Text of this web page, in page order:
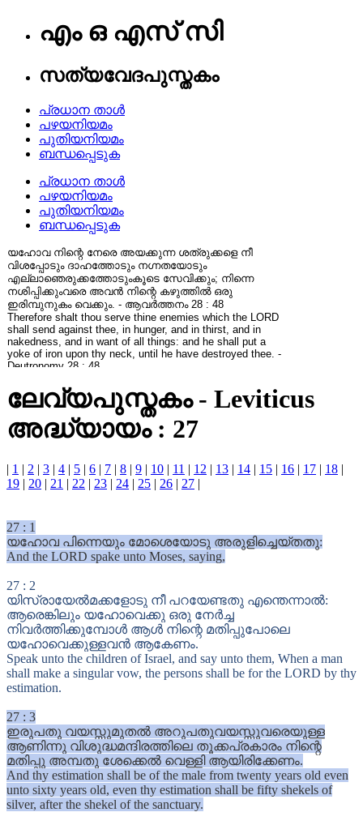
എം ഒ എസ് സി
സത്യവേദപുസ്തകം
പ്രധാന താൾ
പഴയനിയമം
പുതിയനിയമം
ബന്ധപ്പെടുക
പ്രധാന താൾ
പഴയനിയമം
പുതിയനിയമം
ബന്ധപ്പെടുക
ലേവ്യപുസ്തകം- Leviticus
അദ്ധ്യായം : 27
| 1 | 2 | 3 | 4 | 5 | 6 | 7 | 8 | 9 | 10 | 11 | 12 | 13 | 14 | 15 | 16 | 17 | 18 |
19 | 20 | 21 | 22 | 23 | 24 | 25 | 26 | 27 |
27 : 1
യഹോവ പിന്നെയും മോശെയോടു അരുളിച്ചെയ്തതു:
And the LORD spake unto Moses, saying,
27 : 2
യിസ്രായേൽമക്കളോടു നീ പറയേണ്ടതു എന്തെന്നാൽ:
ആരെങ്കിലും യഹോവെക്കു ഒരു നേർച്ച
നിവർത്തിക്കുമ്പോൾ ആൾ നിന്റെ മതിപ്പുപോലെ
യഹോവെക്കുള്ളവൻ ആകേണം.
Speak unto the children of Israel, and say unto them, When a man
shall make a singular vow, the persons shall be for the LORD by thy
estimation.
27 : 3
ഇരുപതു വയസ്സുമുതൽ അറുപതുവയസ്സുവരെയുള്ള
ആണിന്നു വിശുദ്ധമന്ദിരത്തിലെ തൂക്കപ്രകാരം നിന്റെ
മതിപ്പു അമ്പതു ശേക്കെൽ വെള്ളി ആയിരിക്കേണം.
And thy estimation shall be of the male from twenty years old even
unto sixty years old, even thy estimation shall be fifty shekels of
silver, after the shekel of the sanctuary.